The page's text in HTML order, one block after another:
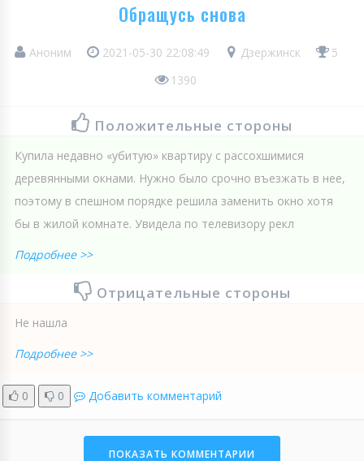
Обращусь снова
Аноним 2021-05-30 22:08:49 Дзержинск
5
1390
Положительные стороны
Купила недавно «убитую» квартиру с рассохшимися
деревянными окнами. Нужно было срочно въезжать в нее,
поэтому в спешном порядке решила заменить окно хотя
бы в жилой комнате. Увидела по телевизору рекл
Подробнее >>
Отрицательные стороны
Не нашла
Подробнее >>
0 0 Добавить комментарий
ПОКАЗАТЬ КОММЕНТАРИИ